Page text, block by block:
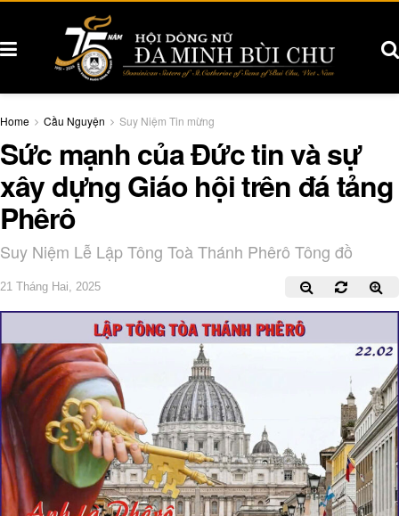
Home Cầu Nguyện Suy Niệm Tin mừng
Sức mạnh của Đức tin và sự
xây dựng Giáo hội trên đá tảng
Phêrô
Suy Niệm Lễ Lập Tông Toà Thánh Phêrô Tông đồ
21 Tháng Hai, 2025